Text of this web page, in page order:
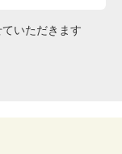
いただきます